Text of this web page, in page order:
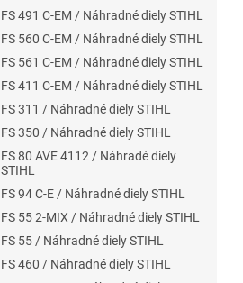
FS 491 C-EM / Náhradné diely STIHL
FS 560 C-EM / Náhradné diely STIHL
FS 561 C-EM / Náhradné diely STIHL
FS 411 C-EM / Náhradné diely STIHL
FS 311 / Náhradné diely STIHL
FS 350 / Náhradné diely STIHL
FS 80 AVE 4112 / Náhradé diely
STIHL
FS 94 C-E / Náhradné diely STIHL
FS 55 2-MIX / Náhradné diely STIHL
FS 55 / Náhradné diely STIHL
FS 460 / Náhradné diely STIHL